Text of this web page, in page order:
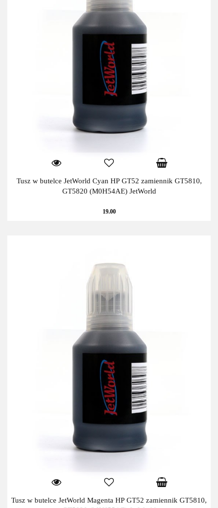
Tusz w butelce JetWorld Cyan HP GT52 zamiennik GT5810,
GT5820 (M0H54AE) JetWorld
19.00
Tusz w butelce JetWorld Magenta HP GT52 zamiennik GT5810,